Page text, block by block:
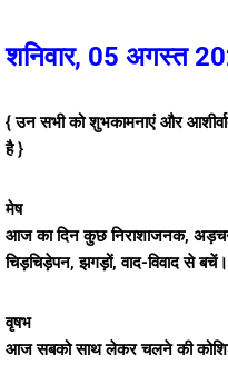
शनिवार, 05 अगस्त
{ उन सभी को शुभकामनाएं और
है }
मेष
आज का दिन कुछ निराशाजनक,
चिड़चिड़ेपन, झगड़ों, वाद-विवाद से
वृषभ
आज सबको साथ लेकर चलने की कोशिश